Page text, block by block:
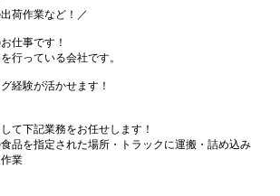
荷作業など！／
仕事です！
行っている会社です。
経験が活かせます！
て下記業務をお任せします！
品を指定された場所・トラックに運搬・詰め込み
業